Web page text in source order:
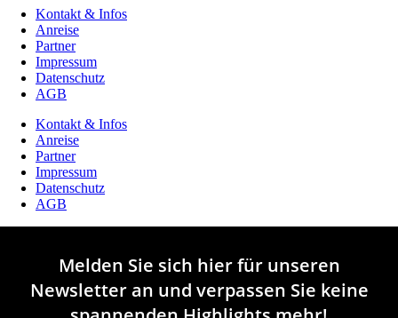
Kontakt & Infos
Anreise
Partner
Impressum
Datenschutz
AGB
Kontakt & Infos
Anreise
Partner
Impressum
Datenschutz
AGB